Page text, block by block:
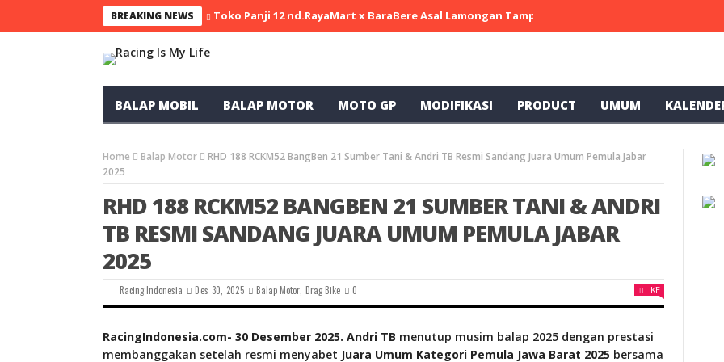
BREAKING NEWS Toko Panji 12 nd.RayaMart x BaraBere Asal Lamongan Tampil Kompetitif, Raih Tiga Podium di
BALAP MOBIL BALAP MOTOR MOTO GP MODIFIKASI PRODUCT UMUM
Home Balap Motor
RHD 188 RCKM52 BangBen 21 Sumber Tani & Andri TB Resmi Sandang Juara Umum Pemula Jabar
2025
RHD 188 RCKM52 BANGBEN 21 SUMBER TANI & ANDRI
TB RESMI SANDANG JUARA UMUM PEMULA JABAR
2025
Racing Indonesia Des 30, 2025 Balap Motor Drag Bike 0 LIKE
RacingIndonesia.com- 30 Desember 2025. Andri TB menutup musim balap 2025 dengan prestasi
membanggakan setelah resmi menyabet Juara Umum Kategori Pemula Jawa Barat 2025 bersama